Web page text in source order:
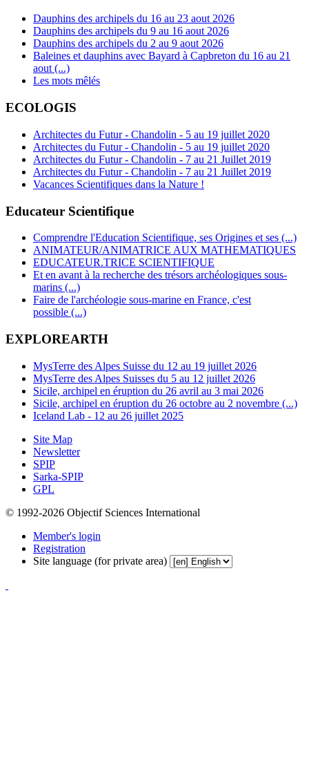
Dauphins des archipels du 16 au 23 aout 2026
Dauphins des archipels du 9 au 16 aout 2026
Dauphins des archipels du 2 au 9 aout 2026
Baleines et dauphins avec Bayard à Capbreton du 16 au 21
aout (...)
Les mots mêlés
ECOLOGIS
Architectes du Futur - Chandolin - 5 au 19 juillet 2020
Architectes du Futur - Chandolin - 5 au 19 juillet 2020
Architectes du Futur - Chandolin - 7 au 21 Juillet 2019
Architectes du Futur - Chandolin - 7 au 21 Juillet 2019
Vacances Scientifiques dans la Nature !
Educateur Scientifique
Comprendre l'Education Scientifique, ses Origines et ses (...)
ANIMATEUR/ANIMATRICE AUX MATHEMATIQUES
EDUCATEUR.TRICE SCIENTIFIQUE
Et en avant à la recherche des trésors archéologiques sous-
marins (...)
Faire de l'archéologie sous-marine en France, c'est
possible (...)
EXPLOREARTH
MysTerre des Alpes Suisse du 12 au 19 juillet 2026
MysTerre des Alpes Suisses du 5 au 12 juillet 2026
Sicile, archipel en éruption du 26 avril au 3 mai 2026
Sicile, archipel en éruption du 26 octobre au 2 novembre (...)
Iceland Lab - 12 au 26 juillet 2025
Site Map
Newsletter
SPIP
Sarka-SPIP
GPL
© 1992-2026 Objectif Sciences International
Member's login
Registration
Site language (for private area)